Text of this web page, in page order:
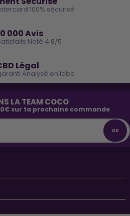
100% sécurisé
000 Avis
Noté 4.8/5
Légal
Analysé en labo
LA TEAM COCO
sur ta prochaine commande